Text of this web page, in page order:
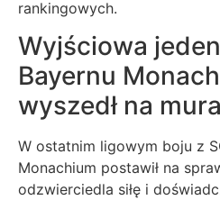
rankingowych.
Wyjściowa
Bayernu
wyszedł na
W ostatnim ligowym boju z
Monachium postawił na
odzwierciedla siłę i